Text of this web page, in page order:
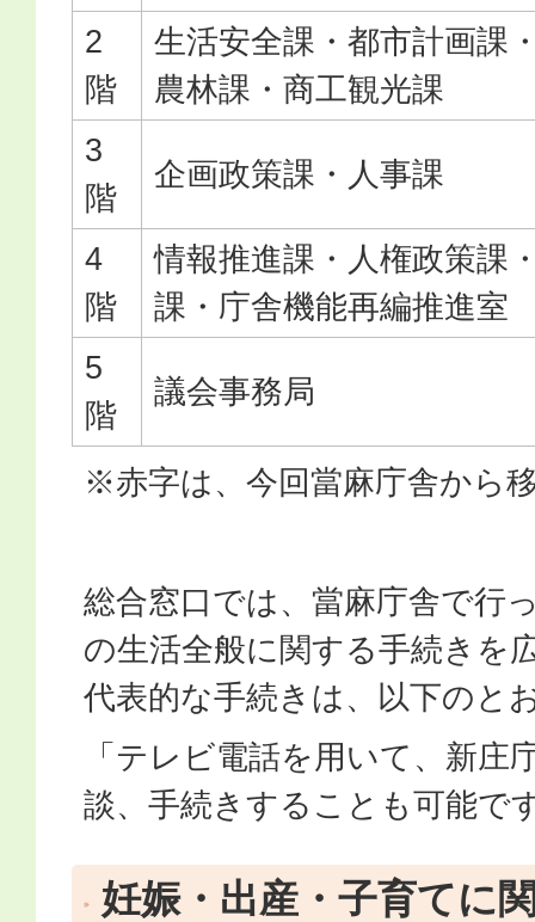
2
階
生活安全課・都市計画課
農林課・商工観光課
3
階
企画政策課・人事課
4
階
情報推進課・人権政策課
課・庁舎機能再編推進室
5
階
議会事務局
※赤字は、今回當麻庁舎から
総合窓口では、當麻庁舎で行
の生活全般に関する手続きを
代表的な手続きは、以下のと
「テレビ電話を用いて、新庄
談、手続きすることも可能で
妊娠・出産・子育てに